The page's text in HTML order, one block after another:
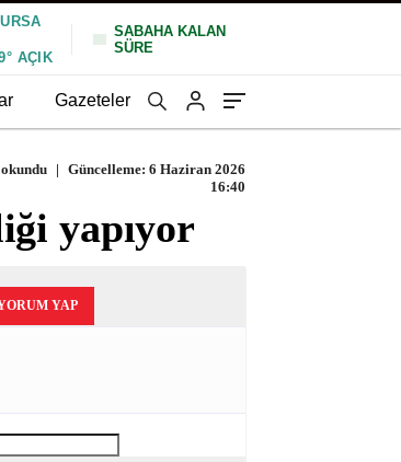
AÇIK
SABAHA KALAN
SÜRE
Gazeteler
| Güncelleme: 6 Haziran 2026
16:40
yapıyor
YAP